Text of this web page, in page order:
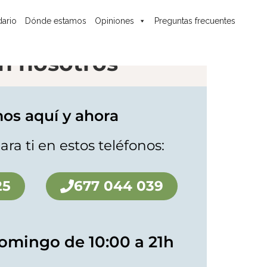
Dónde estamos Opiniones Preguntas frecuentes
nosotros
aquí y ahora
ti en estos teléfonos:
677 044 039
de 10:00 a 21h